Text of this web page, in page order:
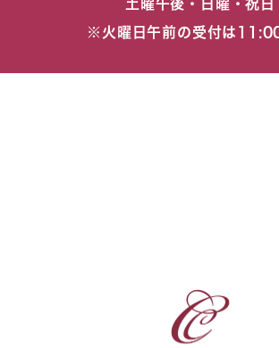
土曜午後・日曜・祝日
※火曜日午前の受付は